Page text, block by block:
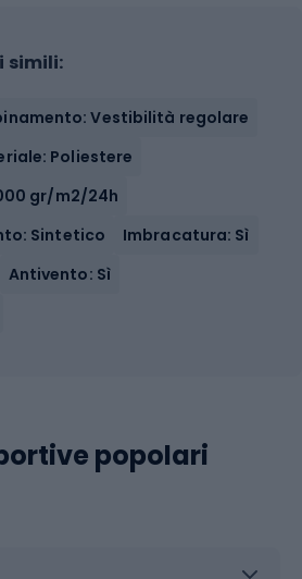
simili:
Vestibilità regolare
Poliestere
gr/m2/24h
Sintetico
Imbracatura: Sì
Antivento: Sì
popolari